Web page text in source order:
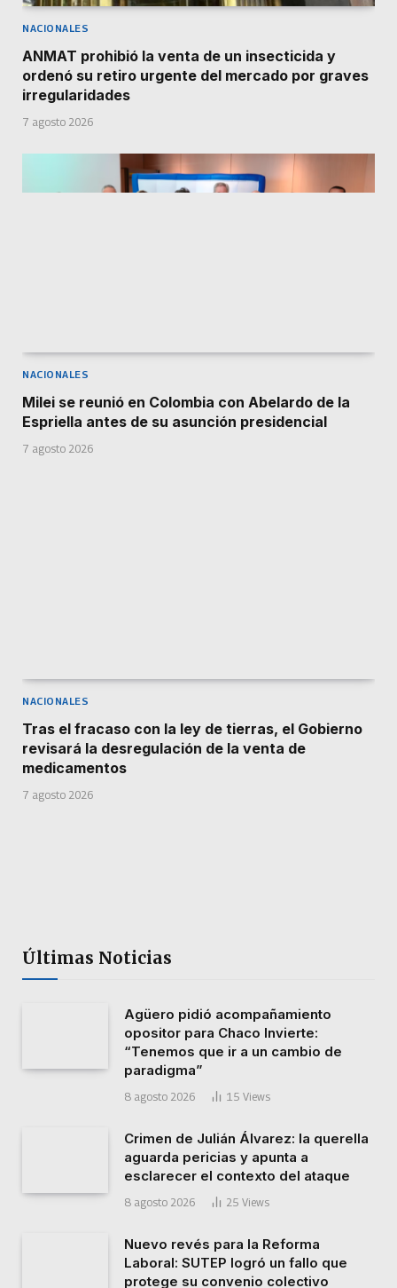
NACIONALES
ANMAT prohibió la venta de un insecticida y
ordenó su retiro urgente del mercado por graves
irregularidades
7 agosto 2026
NACIONALES
Milei se reunió en Colombia con Abelardo de la
Espriella antes de su asunción presidencial
7 agosto 2026
NACIONALES
Tras el fracaso con la ley de tierras, el Gobierno
revisará la desregulación de la venta de
medicamentos
7 agosto 2026
Últimas Noticias
Agüero pidió acompañamiento
opositor para Chaco Invierte:
“Tenemos que ir a un cambio de
paradigma”
8 agosto 2026 15 Views
Crimen de Julián Álvarez: la querella
aguarda pericias y apunta a
esclarecer el contexto del ataque
8 agosto 2026 25 Views
Nuevo revés para la Reforma
Laboral: SUTEP logró un fallo que
protege su convenio colectivo